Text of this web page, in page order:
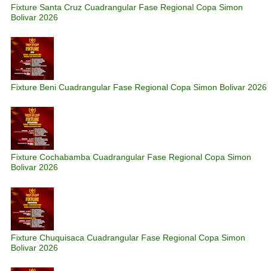
Fixture Santa Cruz Cuadrangular Fase Regional Copa Simon
Bolivar 2026
Fixture Beni Cuadrangular Fase Regional Copa Simon Bolivar 2026
Fixture Cochabamba Cuadrangular Fase Regional Copa Simon
Bolivar 2026
Fixture Chuquisaca Cuadrangular Fase Regional Copa Simon
Bolivar 2026